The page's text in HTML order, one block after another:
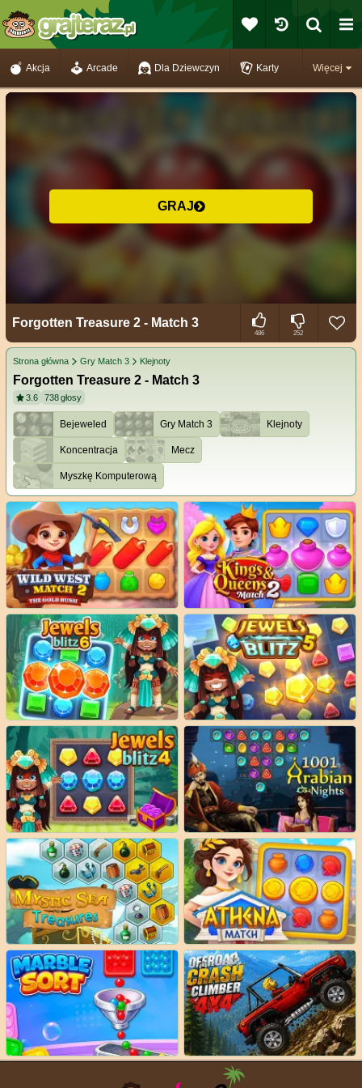
Więcej
Akcja Arcade Dla Dziewczyn Karty
GRAJ
Forgotten Treasure 2 - Match 3
486 252
Strona główna Gry Match 3 Klejnoty
Forgotten Treasure 2 - Match 3
3.6 738głosy
Bejeweled Gry Match 3 Klejnoty
Koncentracja Mecz
Myszkę Komputerową